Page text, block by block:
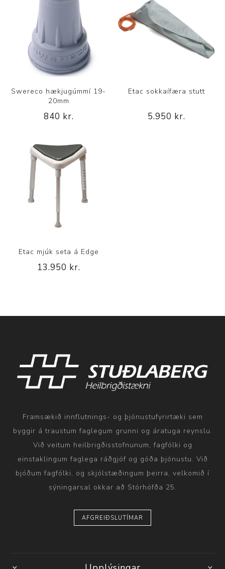
Swereco hækjugúmmí 19-
20mm
840 kr.
Etac sokkaífæra stutt
5.950 kr.
Etac mjúk seta á Edge
13.950 kr.
Framsækið innflutnings- og þjónustufyrirtæki sem
byggir á traustum faglegum grunni og áratuga reynslu.
Við veitum heilbrigðisstofnunum, fagfólki og
einstaklingum faglega ráðgjöf og góða þjónustu. Við
bjóðum fagfólki, og skjólstæðingum þeirra, velkomið í
sýningarsal okkar að Stórhöfða 25.
AFGREIÐSLUTÍMAR